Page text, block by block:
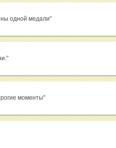
одной медали"
моменты"